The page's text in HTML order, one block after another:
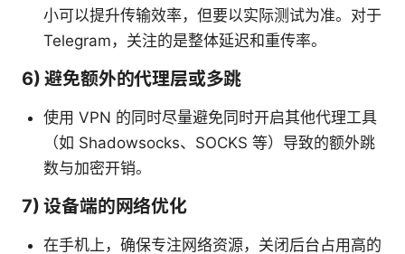
小可以提升传输效率，但要以实际测试为准。对于
Telegram，关注的是整体延迟和重传率。
6) 避免额外的代理层或多跳
使用 VPN 的同时尽量避免同时开启其他代理工具
（如 Shadowsocks、SOCKS 等）导致的额外跳
数与加密开销。
7) 设备端的网络优化
在手机上，确保专注网络资源，关闭后台占用高的